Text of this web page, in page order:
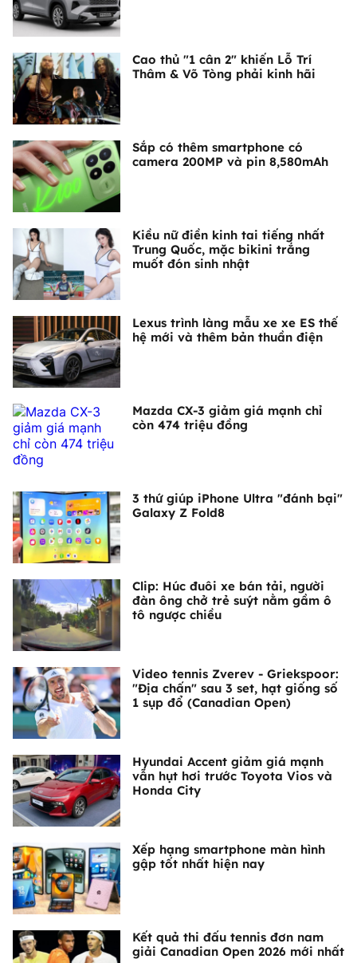
Cao thủ "1 cân 2" khiến Lỗ Trí
Thâm & Võ Tòng phải kinh hãi
Sắp có thêm smartphone có
camera 200MP và pin 8,580mAh
Kiều nữ điền kinh tai tiếng nhất
Trung Quốc, mặc bikini trắng
muốt đón sinh nhật
Lexus trình làng mẫu xe xe ES thế
hệ mới và thêm bản thuần điện
Mazda CX-3 giảm giá mạnh chỉ
còn 474 triệu đồng
3 thứ giúp iPhone Ultra "đánh bại"
Galaxy Z Fold8
Clip: Húc đuôi xe bán tải, người
đàn ông chở trẻ suýt nằm gầm ô
tô ngược chiều
Video tennis Zverev - Griekspoor:
"Địa chấn" sau 3 set, hạt giống số
1 sụp đổ (Canadian Open)
Hyundai Accent giảm giá mạnh
vẫn hụt hơi trước Toyota Vios và
Honda City
Xếp hạng smartphone màn hình
gập tốt nhất hiện nay
Kết quả thi đấu tennis đơn nam
giải Canadian Open 2026 mới nhất